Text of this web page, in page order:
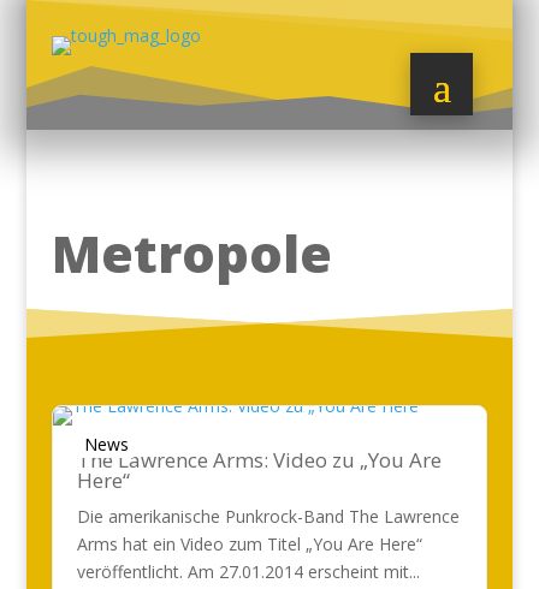
Metropole
News
The Lawrence Arms: Video zu „You Are
Here“
Die amerikanische Punkrock-Band The Lawrence
Arms hat ein Video zum Titel „You Are Here“
veröffentlicht. Am 27.01.2014 erscheint mit...